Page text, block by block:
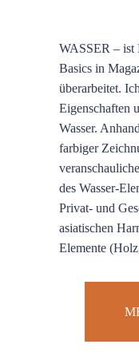
WASSER – ist
Basics in
überarbeitet.
Eigenschaften
Wasser.
farbiger
des Wasser-
Privat- und
asiatischen
Elemente